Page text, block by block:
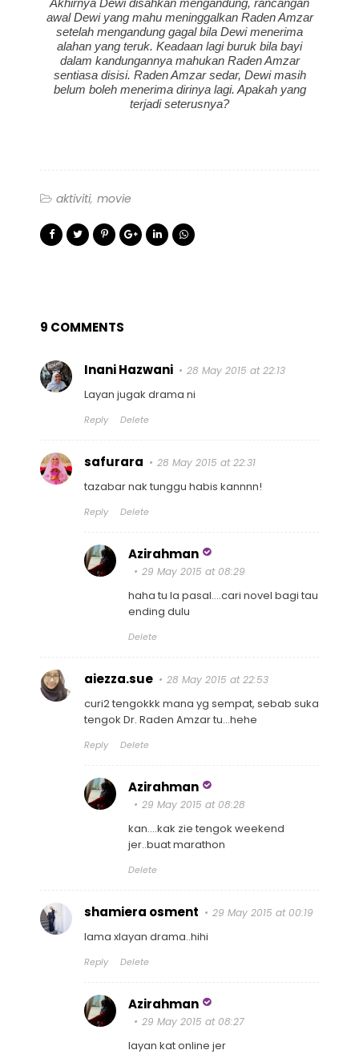
Akhirnya Dewi disahkan mengandung, rancangan
awal Dewi yang mahu meninggalkan Raden Amzar
setelah mengandung gagal bila Dewi menerima
alahan yang teruk. Keadaan lagi buruk bila bayi
dalam kandungannya mahukan Raden Amzar
sentiasa disisi. Raden Amzar sedar, Dewi masih
belum boleh menerima dirinya lagi. Apakah yang
terjadi seterusnya?
aktiviti movie
9 COMMENTS
Inani Hazwani 28 May 2015 at 22:13
Layan jugak drama ni
Reply Delete
safurara 28 May 2015 at 22:31
tazabar nak tunggu habis kannnn!
Reply Delete
Azirahman
29 May 2015 at 08:29
haha tu la pasal....cari novel bagi tau
ending dulu
Delete
aiezza.sue 28 May 2015 at 22:53
curi2 tengokkk mana yg sempat, sebab suka
tengok Dr. Raden Amzar tu...hehe
Reply Delete
Azirahman
29 May 2015 at 08:28
kan....kak zie tengok weekend
jer..buat marathon
Delete
shamiera osment 29 May 2015 at 00:19
lama xlayan drama..hihi
Reply Delete
Azirahman
29 May 2015 at 08:27
layan kat online jer